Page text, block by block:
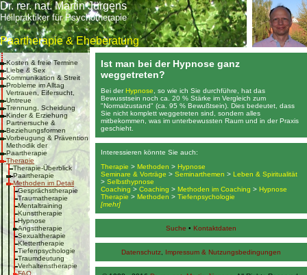
Dr. rer. nat. Martin Jürgens
Heilpraktiker für Psychotherapie
Paartherapie & Eheberatung
Kosten & freie Termine
Liebe & Sex
Kommunikation & Streit
Probleme im Alltag
Vertrauen, Eifersucht,
Untreue
Trennung, Scheidung
Kinder & Erziehung
Partnersuche &
Beziehungsformen
Vorbeugung & Prävention
Methodik der
Paartherapie
Therapie
Therapie-Überblick
Paartherapie
Methoden im Detail
Gesprächstherapie
Traumatherapie
Mentaltraining
Kunsttherapie
Hypnose
Angsttherapie
Sexualtherapie
Klettertherapie
Tiefenpsychologie
Traumdeutung
Verhaltenstherapie
FAQ
Ist man bei der Hypnose ganz
weggetreten?
Bei derHypnose , so wie ich Sie durchführe, hat das
Bewusstsein noch ca. 20 % Stärke im Vergleich zum
"Normalzustand" (ca. 95 % Bewußtsein). Dies bedeutet, dass
Sie nicht komplett weggetreten sind, sondern alles
mitbekommen, was im unterbewussten Raum und in der Praxis
geschieht.
Interessieren könnte Sie auch:
Therapie > Methoden > Hypnose
Seminare & Vorträge > Seminarthemen > Leben & Spiritualität
> Selbsthypnose
Coaching > Coaching > Methoden im Coaching > Hypnose
Therapie > Methoden > Tiefenpsychologie
[mehr]
Suche • Kontaktdaten
Datenschutz Impressum & Nutzungsbedingungen